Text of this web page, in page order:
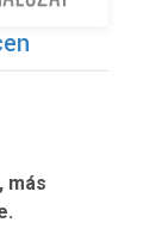
más